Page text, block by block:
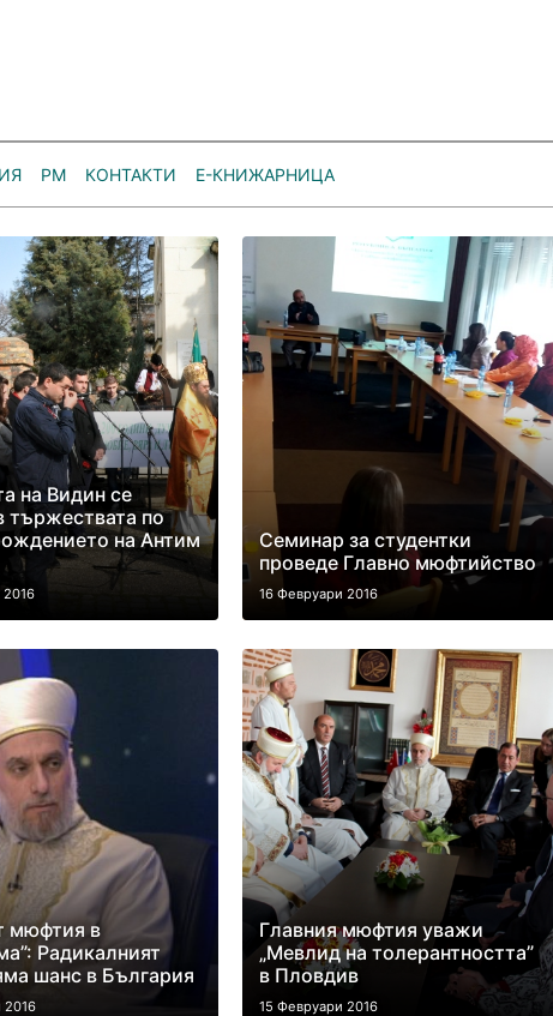
РМ КОНТАКТИ Е-КНИЖАРНИЦА
на Видин се
тържествата по
на Антим
2016
Семинар за студентки
проведе Главно мюфтийство
16 Февруари 2016
мюфтия в
Радикалният
шанс в България
2016
Главния мюфтия уважи
„Мевлид на толерантността”
в Пловдив
15 Февруари 2016